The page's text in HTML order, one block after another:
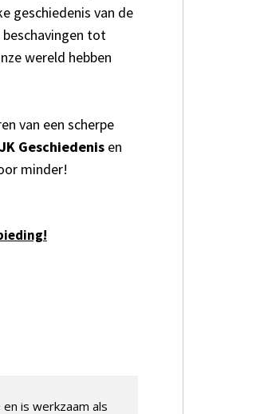
geschiedenis van de
beschavingen tot
wereld hebben
van een scherpe
Geschiedenisen
minder!
is werkzaam als